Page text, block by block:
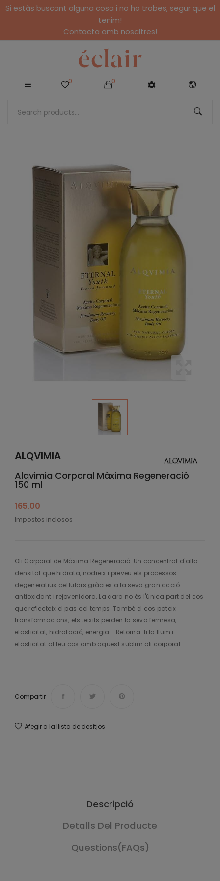
Si estàs buscant alguna cosa i no ho trobes, segur que el
tenim!
Contacta amb nosaltres!
0 0
ALQVIMIA
Alqvimia Corporal Màxima Regeneració
150 ml
165,00
Impostos inclosos
Oli Corporal de Màxima Regeneració. Un concentrat d'alta
densitat que hidrata, nodreix i preveu els processos
degeneratius cel·lulars gràcies a la seva gran acció
antioxidant i rejovenidora. La cara no és l'única part del cos
que reflecteix el pas del temps. També el cos pateix
transformacions; els teixits perden la seva fermesa,
elasticitat, hidratació, energia... Retorna-li la llum i
elasticitat al teu cos amb aquest sublim oli corporal.
Compartir
Afegir a la llista de desitjos
Descripció
Detalls Del Producte
Questions(FAQs)